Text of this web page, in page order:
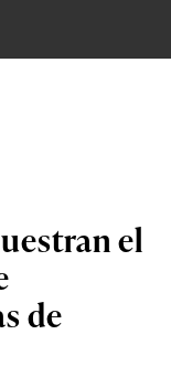
el
de